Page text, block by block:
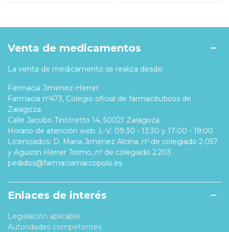
Venta de medicamentos
La venta de medicamento se realiza desde:
Farmacia Jimenez-Herrer.
Farmacia nº473, Colegio oficial de farmacéuticos de
Zaragoza.
Calle Jacobo Tintoretto 14, 50021 Zaragoza
Horario de atención web: L-V: 09:30 - 13:30 y 17:00 - 19:00
Licenciados: D. Maria Jiménez Alcina, nº de colegiado 2.057
y Agustin Herrer Tormo, nº de colegiado 2.203
pedidos@farmaciamarcopolo.es
Enlaces de interés
Legislación aplicable
Autoridades competentes